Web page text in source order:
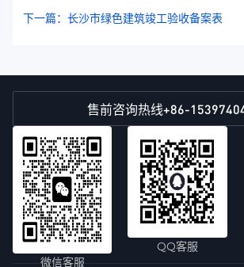
下一篇：长沙市绿色建筑竣工验收备案表
售前咨询热线+86-
微信客服
QQ客服